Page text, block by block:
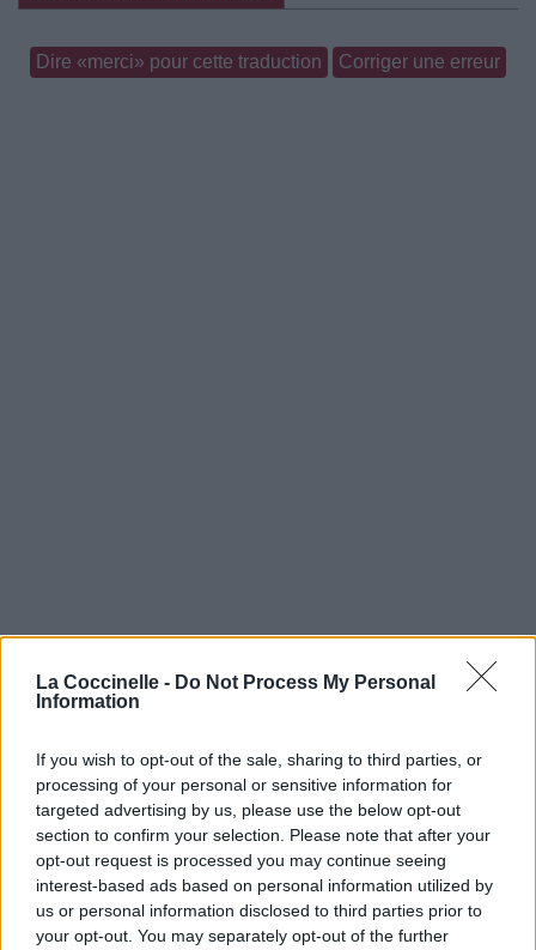
La Coccinelle - Do Not Process My Personal
Information
If you wish to opt-out of the sale, sharing to third parties, or
processing of your personal or sensitive information for
targeted advertising by us, please use the below opt-out
section to confirm your selection. Please note that after your
opt-out request is processed you may continue seeing
interest-based ads based on personal information utilized by
us or personal information disclosed to third parties prior to
your opt-out. You may separately opt-out of the further
Dire «merci» pour cette traduction Corriger une erreur